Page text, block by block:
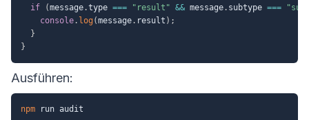
if
(message.type === "result" && message. subtype ===
console. log (message. result ) ;
}
}
Ausführen:
npm